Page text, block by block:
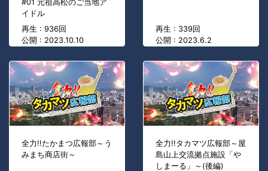
#01 元祖高松のご当地ア
イドル
再生 : 936回
公開 : 2023.10.10
再生 : 339回
公開 : 2023.6.2
全力!!たかまつ広報部～う
みまち商店街～
全力!!タカマツ広報部～屋
島山上交流拠点施設「や
しまーる」～(後編)